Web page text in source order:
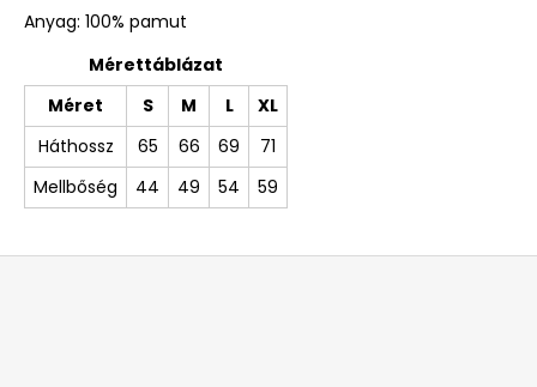
Anyag: 100% pamut
Mérettáblázat
Méret
S M L
XL
Háthossz
65 66 69
71
Mellbőség
44 49 54 59
L